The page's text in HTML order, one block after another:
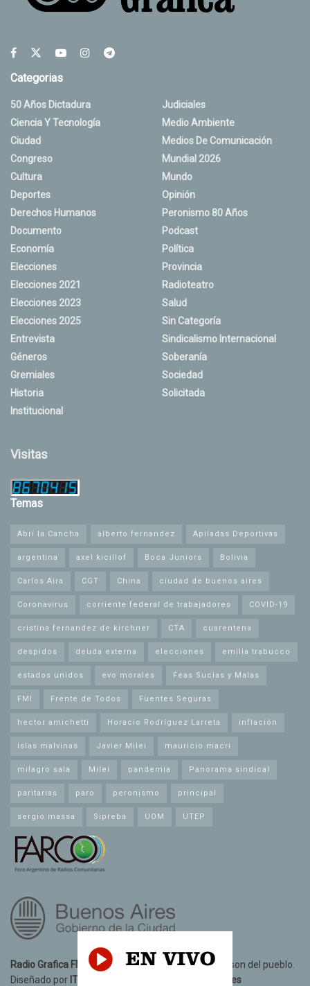
Categorias
50 Años Dictadura
Ciencia Y Tecnología
Ciudad
Congreso
Cultura
Deportes
Derechos Humanos
Documento
Economía
Elecciones
Elecciones 2021
Elecciones 2023
Elecciones 2025
Entrevista
Géneros
Gremiales
Historia
Institucional
Judiciales
Medio Ambiente
Medios De Comunicación
Mundial 2026
Mundo
Opinión
Peronismo 80 Años
Podcast
Política
Provincia
Radioteatro
Salud
Sin Categoría
Sindicalismo Internacional
Soberanía
Sociedad
Solicitada
Visitas
Temas
Abrí la Cancha alberto fernandez Apiladas Deportivas
argentina axel kicillof Boca Juniors Bolivia
Carlos Aira CGT China ciudad de buenos aires
Coronavirus corriente federal de trabajadores COVID-19
cristina fernandez de kirchner CTA cuarentena
despidos deuda externa elecciones emilia trabucco
estados unidos evo morales Feas Sucias y Malas
FMI Frente de Todos Fuentes Seguras
hector amichetti Horacio Rodríguez Larreta inflación
islas malvinas Javier Milei mauricio macri
milagro sala Milei pandemia Panorama sindical
paritarias paro peronismo principal
sergio massa Sipreba UOM UTEP
Radio Grafica FM 89.3© 2021. Todos los derechos son del pueblo.
Diseñado por IT10 Informatica y Telecomunicaciones